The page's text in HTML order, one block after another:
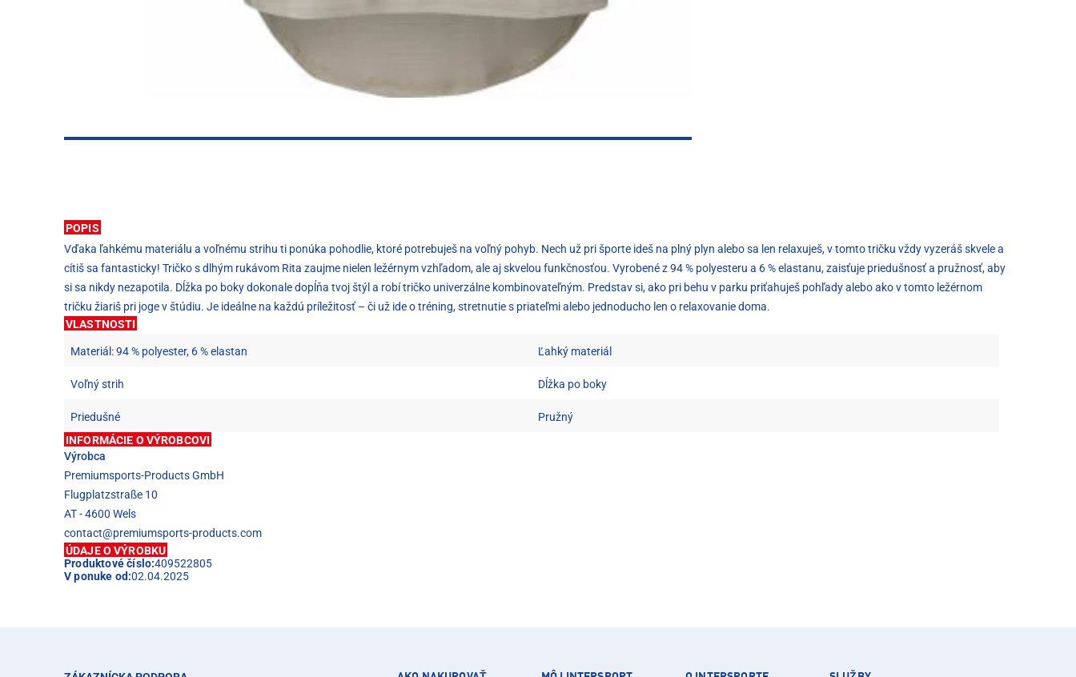
POPIS
Vďaka ľahkému materiálu a voľnému strihu ti ponúka pohodlie, ktoré potrebuješ na voľný pohyb. Nech už pri športe ideš na plný plyn alebo sa len relaxuješ, v tomto tričku vždy vyzeráš skvele a
cítiš sa fantasticky! Tričko s dlhým rukávom Rita zaujme nielen ležérnym vzhľadom, ale aj skvelou funkčnosťou. Vyrobené z 94 % polyesteru a 6 % elastanu, zaisťuje priedušnosť a pružnosť, aby
si sa nikdy nezapotila. Dĺžka po boky dokonale dopĺňa tvoj štýl a robí tričko univerzálne kombinovateľným. Predstav si, ako pri behu v parku priťahuješ pohľady alebo ako v tomto ležérnom
tričku žiariš pri joge v štúdiu. Je ideálne na každú príležitosť – či už ide o tréning, stretnutie s priateľmi alebo jednoducho len o relaxovanie doma.
VLASTNOSTI
Materiál: 94 % polyester, 6 % elastan Ľahký materiál
Voľný strih Dĺžka po boky
Priedušné
Pružný
INFORMÁCIE O VÝROBCOVI
Výrobca
Premiumsports-Products GmbH
Flugplatzstraße 10
AT - 4600 Wels
contact@premiumsports-products.com
ÚDAJE O VÝROBKU
Produktové číslo:409522805
V ponuke od:02.04.2025